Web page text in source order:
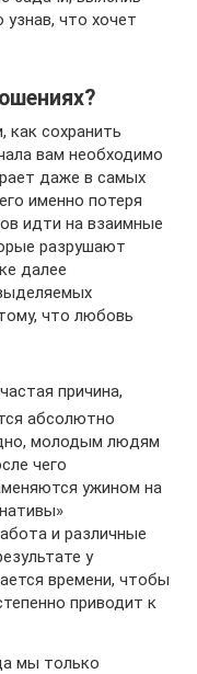
что хочет
как сохранить
вам необходимо
даже в самых
именно потеря
идти на взаимные
разрушают
далее
что любовь
причина,
абсолютно
молодым людям
чего
ужином на
и различные
у
времени, чтобы
приводит к
мы только